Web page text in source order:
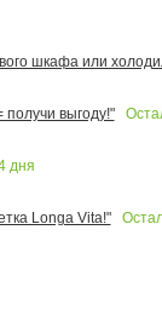
шкафа или
получи выгоду!"
дня
Longa Vita!"